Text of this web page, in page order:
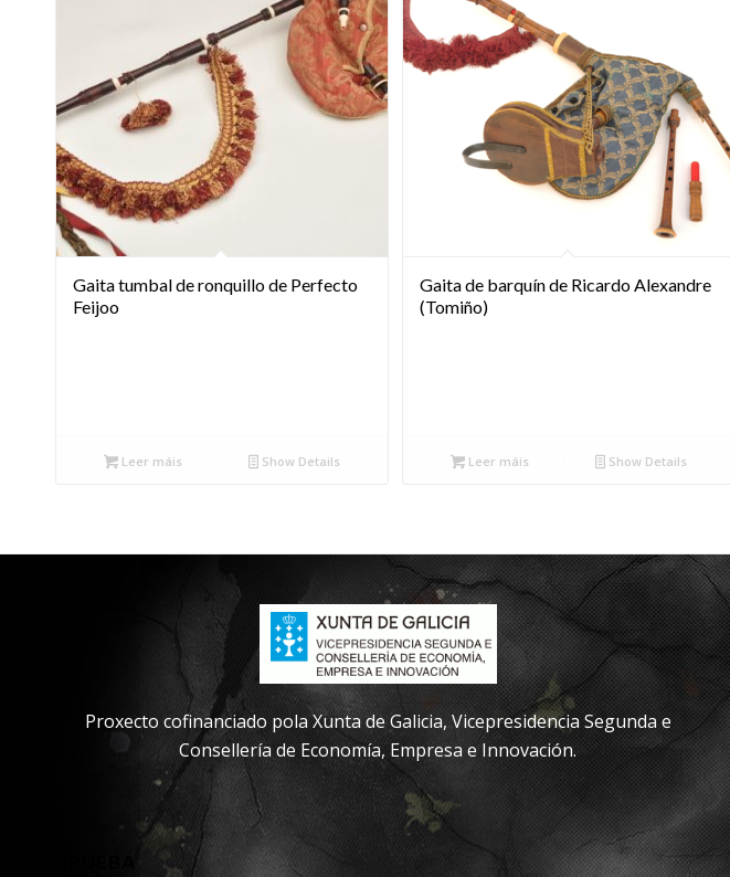
Gaita tumbal de ronquillo de Perfecto
Feijoo
Leer máis Show Details
Gaita de barquín de Ricardo Alexandre
(Tomiño)
Leer máis Show Details
Proxecto cofinanciado pola Xunta de Galicia, Vicepresidencia Segunda e
Consellería de Economía, Empresa e Innovación.